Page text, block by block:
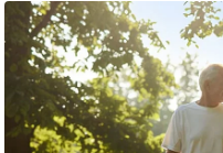
म
यि
क
मा
तृ